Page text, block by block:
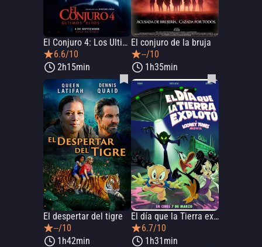
El Conjuro 4: Los Ultimos Ritos
6.6/10
2h15min
El conjuro de la bruja
--/10
1h35min
El despertar del tigre
--/10
1h42min
El día que la Tierra explotó: Una película de Looney Tunes
6.7/10
1h31min